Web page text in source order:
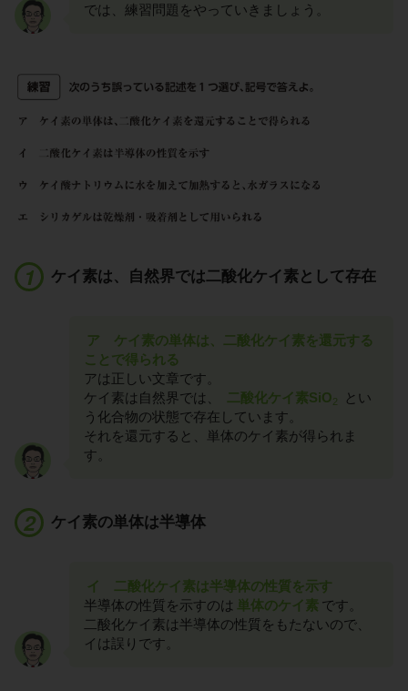
では、練習問題をやっていきましょう。
ケイ素は、自然界では二酸化ケイ素として存在
ア ケイ素の単体は、二酸化ケイ素を還元する
ことで得られる
アは正しい文章です。
ケイ素は自然界では、
二酸化ケイ素SiO2
とい
う化合物の状態で存在しています。
それを還元すると、単体のケイ素が得られま
す。
ケイ素の単体は半導体
イ 二酸化ケイ素は半導体の性質を示す
半導体の性質を示すのは 単体のケイ素 です。
二酸化ケイ素は半導体の性質をもたないので、
イは誤りです。